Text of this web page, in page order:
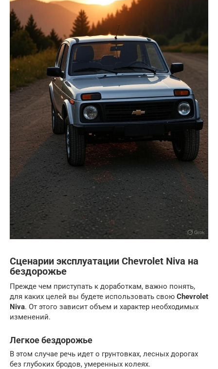
Сценарии эксплуатации Chevrolet Niva на
бездорожье
Прежде чем приступать к доработкам, важно понять,
для каких целей вы будете использовать свою Chevrolet
Niva. От этого зависит объем и характер необходимых
изменений.
Легкое бездорожье
В этом случае речь идет о грунтовках, лесных дорогах
без глубоких бродов, умеренных колеях.